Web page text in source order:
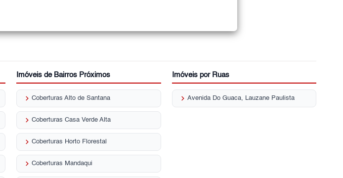
Imóveis de Bairros Próximos
keyboard_arrow_right Coberturas Alto de Santana
keyboard_arrow_right Coberturas Casa Verde Alta
keyboard_arrow_right Coberturas Horto Florestal
keyboard_arrow_right Coberturas Mandaqui
Imóveis por Ruas
keyboard_arrow_right Avenida Do Guaca, Lauzane Paulista